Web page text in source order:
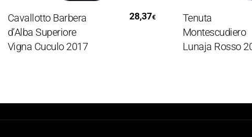
Cavallotto Barbera
d’Alba Superiore
Vigna Cuculo 2017
28,37€
Tenuta
Montescudiero
Lunaja Rosso 2016